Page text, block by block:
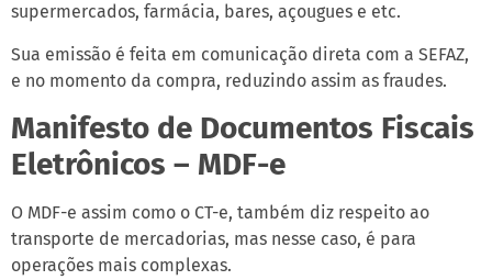
supermercados, farmácia, bares, açougues e etc.
Sua emissão é feita em comunicação direta com a SEFAZ,
e no momento da compra, reduzindo assim as fraudes.
Manifesto de Documentos Fiscais
Eletrônicos – MDF-e
O MDF-e assim como o CT-e, também diz respeito ao
transporte de mercadorias, mas nesse caso, é para
operações mais complexas.